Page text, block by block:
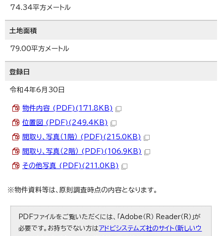
74.34平方メートル
土地面積
79.00平方メートル
登録日
令和4年6月30日
物件内容 (PDF)(171.8KB)
位置図 (PDF)(249.4KB)
間取り、写真（1階） (PDF)(215.0KB)
間取り、写真（2階） (PDF)(106.9KB)
その他写真 (PDF)(211.0KB)
※物件資料等は、原則調査時点の内容となります。
PDFファイルをご覧いただくには、「Adobe（R） Reader（R）」が
必要です。お持ちでない方は アドビシステムズ社のサイト（新しいウ